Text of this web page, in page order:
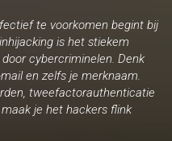
te voorkomen begint bij
is het stiekem
cybercriminelen. Denk
en zelfs je merknaam.
tweefactorauthenticatie
je het hackers flink